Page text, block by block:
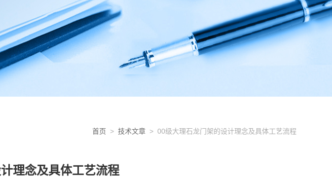
首页 > 技术文章 > 00级大理石龙门架的设计理念及具体工艺流程
理念及具体工艺流程